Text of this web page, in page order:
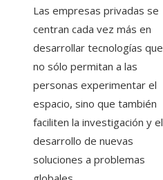
Las empresas privadas se
centran cada vez más en
desarrollar tecnologías que
no sólo permitan a las
personas experimentar el
espacio, sino que también
faciliten la investigación y el
desarrollo de nuevas
soluciones a problemas